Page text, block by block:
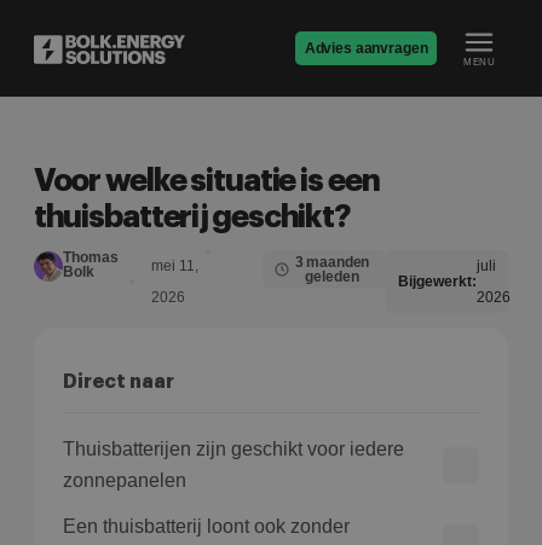
Advies aanvragen
MENU
Voor welke situatie is een
thuisbatterij geschikt?
Thomas
Bolk
mei 11,
2026
3 maanden
geleden
Bijgewerkt:
juli
2026
Direct naar
Thuisbatterijen zijn geschikt voor iedere
zonnepanelen
Een thuisbatterij loont ook zonder